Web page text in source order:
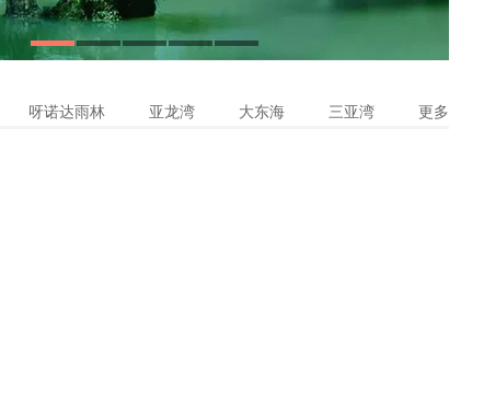
呀诺达雨林 亚龙湾 大东海 三亚湾 更多